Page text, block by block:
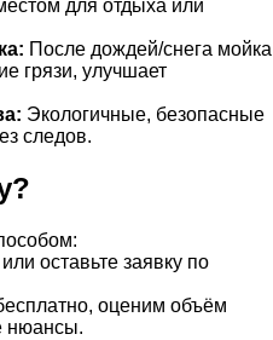
для отдыха или
После дождей/снега мойка
грязи, улучшает
Экологичные, безопасные
следов.
оставьте заявку по
оценим объём
нюансы.